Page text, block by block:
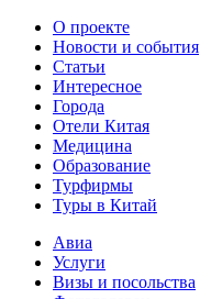
О проекте
Новости и события
Статьи
Интересное
Города
Отели Китая
Медицина
Образование
Турфирмы
Туры в Китай
Авиа
Услуги
Визы и посольства